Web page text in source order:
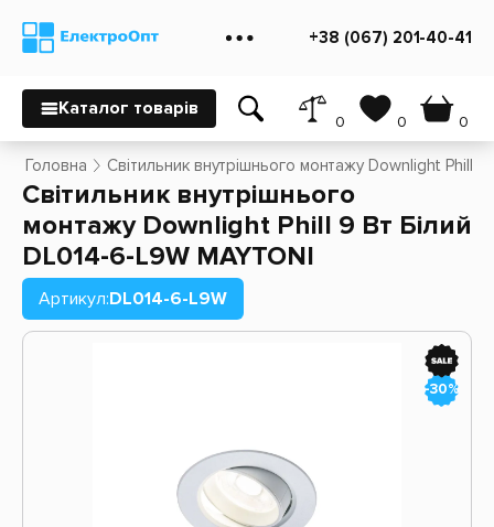
+38 (067) 201-40-41
Каталог товарів
0 0 0
Головна Світильник внутрішнього монтажу Downlight Phill 9
Світильник внутрішнього
монтажу Downlight Phill 9 Вт Білий
DL014-6-L9W MAYTONI
Артикул:DL014-6-L9W
-30%